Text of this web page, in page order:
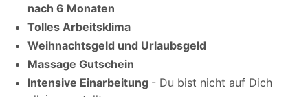
nach 6 Monaten
Tolles Arbeitsklima
Weihnachtsgeld und Urlaubsgeld
Massage Gutschein
Intensive Einarbeitung - Du bist nicht auf Dich